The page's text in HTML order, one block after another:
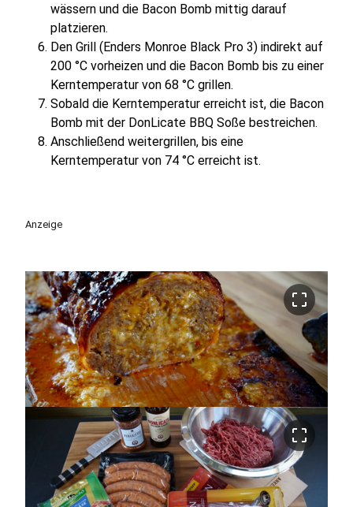
wässern und die Bacon Bomb mittig darauf
platzieren.
Den Grill (Enders Monroe Black Pro 3) indirekt auf
200 °C vorheizen und die Bacon Bomb bis zu einer
Kerntemperatur von 68 °C grillen.
Sobald die Kerntemperatur erreicht ist, die Bacon
Bomb mit der DonLicate BBQ Soße bestreichen.
Anschließend weitergrillen, bis eine
Kerntemperatur von 74 °C erreicht ist.
Anzeige
crop_free
crop_free